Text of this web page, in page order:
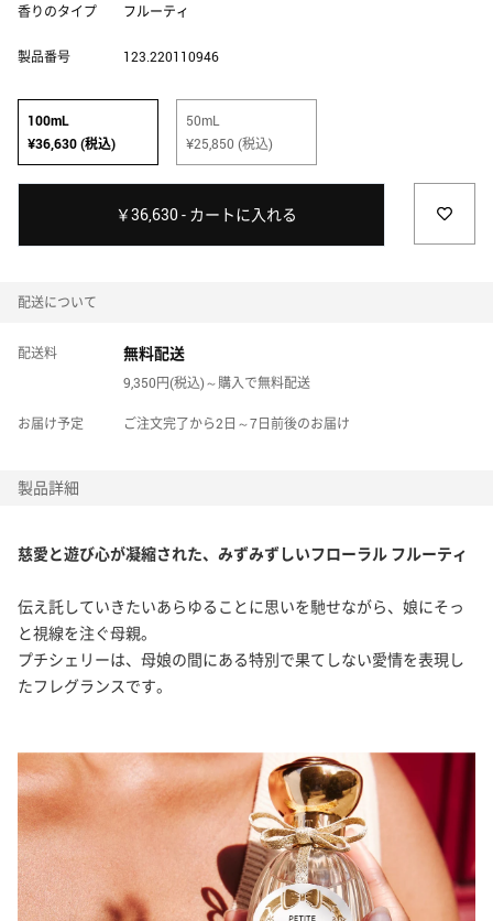
JIMMY CHOO
JULIETTE HAS A GUN
ジュリエット ハズ ア ガン
ケイト・スペード ニューヨーク
キリアン パリ
L'ARTISAN PARFUMEUR
ラコステ
LANVIN
MAISON CRIVELLI
メゾン クリヴェリ
メゾン ド ラズィ
MAISON FRANCIS KURKDJIAN
メゾン フランシス クルジャン
MATIERE PREMIERE
香りのタイプ フルーティ
製品番号 123.220110946
100mL
¥36,630 (税込)
50mL
¥25,850 (税込)
￥36,630 - カートに入れる
配送について
配送料 無料配送
9,350円(税込)～購入で無料配送
お届け予定 ご注文完了から2日～7日前後のお届け
製品詳細
慈愛と遊び心が凝縮された、みずみずしいフローラル フルーティ
伝え託していきたいあらゆることに思いを馳せながら、娘にそっ
と視線を注ぐ母親。
プチシェリーは、母娘の間にある特別で果てしない愛情を表現し
たフレグランスです。